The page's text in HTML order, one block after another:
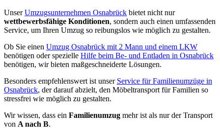
UnserUmzugsunternehmen Osnabrück bietet nicht nur
wettbewerbsfähige Konditionen, sondern auch einen umfassenden
Service, um Ihren Umzug so reibungslos wie möglich zu gestalten.
Ob Sie einen Umzug Osnabrück mit 2 Mann und einem LKW
benötigen oder spezielle Hilfe beim Be- und Entladen in Osnabrück
benötigen, wir bieten maßgeschneiderte Lösungen.
Besonders empfehlenswert ist unser Service für Familienumzüge in
Osnabrück, der darauf abzielt, den Möbeltransport für Familien so
stressfrei wie möglich zu gestalten.
Wir wissen, dass ein Familienumzug mehr ist als nur der Transport
von A nach B.